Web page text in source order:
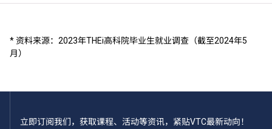
* 资料来源：2023年THEi高科院毕业生就业调查（截至2024年5
月）
立即订阅我们，获取课程、活动等资讯，紧贴VTC最新动向！